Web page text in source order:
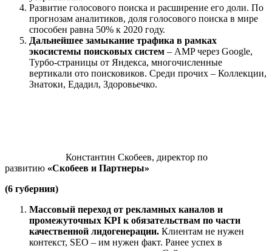
Развитие голосового поиска и расширение его доли. По
прогнозам аналитиков, доля голосового поиска в мире
способен равна 50% к 2020 году.
Дальнейшее замыкание трафика в рамках
экосистемы поисковых систем – AMP через Google,
Турбо-страницы от Яндекса, многочисленные
вертикали ото поисковиков. Среди прочих – Коллекции,
Знатоки, Едадил, Здоровьечко.
Константин Скобеев, директор по
развитию «Скобеев и Партнеры»
(6 губерния)
Массовый переход от рекламных каналов и
промежуточных KPI к обязательствам по части
качественной лидогенерации. Клиентам не нужен
контекст, SEO – им нужен факт. Ранее успех в